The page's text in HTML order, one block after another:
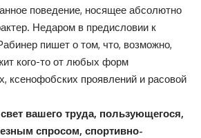
поведение, носящее абсолютно
Недаром в предисловии к
пишет о том, что, возможно,
кого-то от любых форм
ксенофобских проявлений и расовой
вашего труда, пользующегося,
спросом, спортивно-